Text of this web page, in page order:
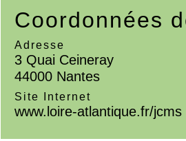
Coordonnées
Adresse
3 Quai Ceineray
44000 Nantes
Site Internet
www.loire-atlantique.fr/jcms